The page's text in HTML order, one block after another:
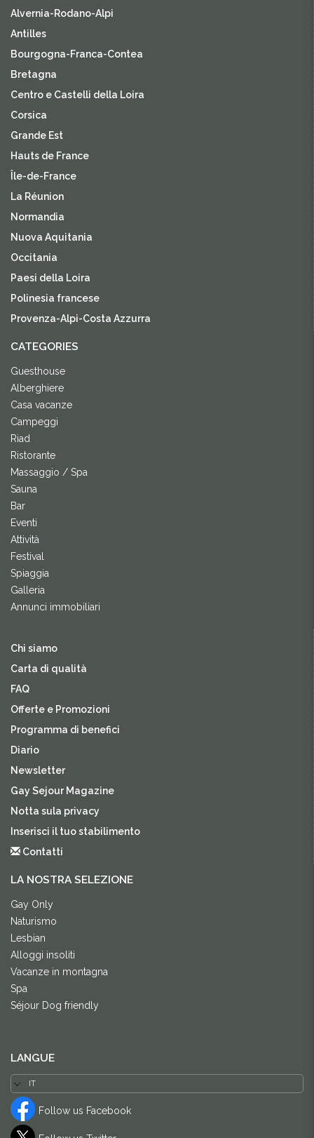
Alvernia-Rodano-Alpi
Antilles
Bourgogna-Franca-Contea
Bretagna
Centro e Castelli della Loira
Corsica
Grande Est
Hauts de France
Île-de-France
La Réunion
Normandia
Nuova Aquitania
Occitania
Paesi della Loira
Polinesia francese
Provenza-Alpi-Costa Azzurra
CATEGORIES
Guesthouse
Alberghiere
Casa vacanze
Campeggi
Riad
Ristorante
Massaggio / Spa
Sauna
Bar
Eventi
Attività
Festival
Spiaggia
Galleria
Annunci immobiliari
Chi siamo
Carta di qualità
FAQ
Offerte e Promozioni
Programma di benefici
Diario
Newsletter
Gay Sejour Magazine
Notta sula privacy
Inserisci il tuo stabilimento
Contatti
LA NOSTRA SELEZIONE
Gay Only
Naturismo
Lesbian
Alloggi insoliti
Vacanze in montagna
Spa
Séjour Dog friendly
LANGUE
Follow us Facebook